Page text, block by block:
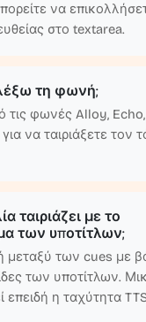
να
στο textarea.
τη φωνή;
τις φωνές Alloy,
να ταιριάξετε τον
ταιριάζει με το
των υποτίτλων;
μεταξύ των cues με
των υποτίτλων.
επειδή η ταχύτητα